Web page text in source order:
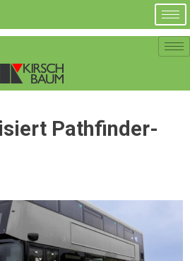
Pathfinder-